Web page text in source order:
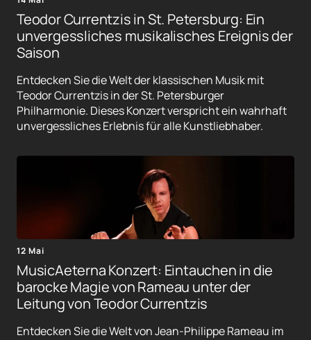
Teodor Currentzis in St. Petersburg: Ein
unvergessliches musikalisches Ereignis der
Saison
Entdecken Sie die Welt der klassischen Musik mit
Teodor Currentzis in der St. Petersburger
Philharmonie. Dieses Konzert verspricht ein wahrhaft
unvergessliches Erlebnis für alle Kunstliebhaber.
12 Mai
MusicAeterna Konzert: Eintauchen in die
barocke Magie von Rameau unter der
Leitung von Teodor Currentzis
Entdecken Sie die Welt von Jean-Philippe Rameau im